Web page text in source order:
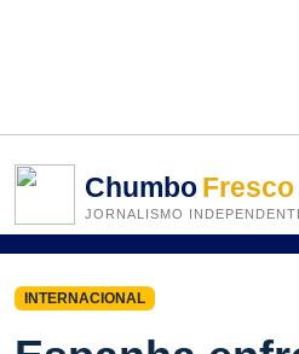
ChumboFresco
JORNALISMO
INTERNACIONAL